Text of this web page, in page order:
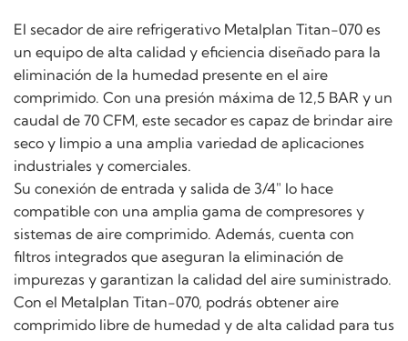
El secador de aire refrigerativo Metalplan Titan-070 es
un equipo de alta calidad y eficiencia diseñado para la
eliminación de la humedad presente en el aire
comprimido. Con una presión máxima de 12,5 BAR y un
caudal de 70 CFM, este secador es capaz de brindar aire
seco y limpio a una amplia variedad de aplicaciones
industriales y comerciales.
Su conexión de entrada y salida de 3/4″ lo hace
compatible con una amplia gama de compresores y
sistemas de aire comprimido. Además, cuenta con
filtros integrados que aseguran la eliminación de
impurezas y garantizan la calidad del aire suministrado.
Con el Metalplan Titan-070, podrás obtener aire
comprimido libre de humedad y de alta calidad para tus